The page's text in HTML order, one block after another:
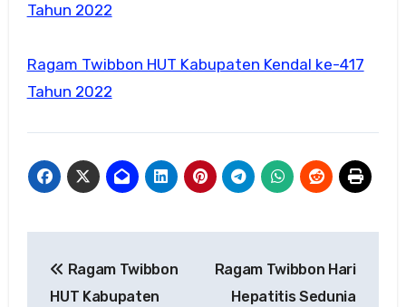
Tahun 2022
Ragam Twibbon HUT Kabupaten Kendal ke-417
Tahun 2022
pos
Ragam Twibbon
HUT Kabupaten
Ragam Twibbon Hari
Hepatitis Sedunia